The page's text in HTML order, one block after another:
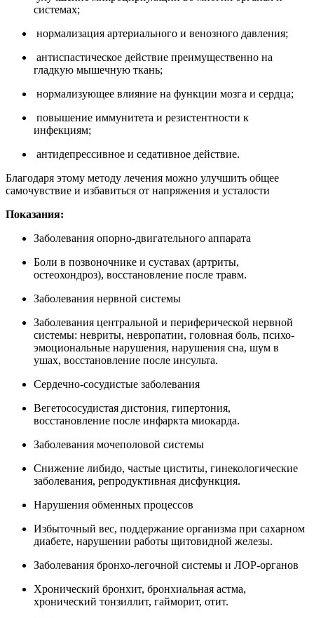
системах;
нормализация артериального и венозного давления;
антиспастическое действие преимущественно на
гладкую мышечную ткань;
нормализующее влияние на функции мозга и сердца;
повышение иммунитета и резистентности к
инфекциям;
антидепрессивное и седативное действие.
Благодаря этому методу лечения можно улучшить общее
самочувствие и избавиться от напряжения и усталости
Показания:
Заболевания опорно-двигательного аппарата
Боли в позвоночнике и суставах (артриты,
остеохондроз), восстановление после травм.
Заболевания нервной системы
Заболевания центральной и периферической нервной
системы: невриты, невропатии, головная боль, психо-
эмоциональные нарушения, нарушения сна, шум в
ушах, восстановление после инсульта.
Сердечно-сосудистые заболевания
Вегетососудистая дистония, гипертония,
восстановление после инфаркта миокарда.
Заболевания мочеполовой системы
Снижение либидо, частые циститы, гинекологические
заболевания, репродуктивная дисфункция.
Нарушения обменных процессов
Избыточный вес, поддержание организма при сахарном
диабете, нарушении работы щитовидной железы.
Заболевания бронхо-легочной системы и ЛОР-органов
Хронический бронхит, бронхиальная астма,
хронический тонзиллит, гайморит, отит.